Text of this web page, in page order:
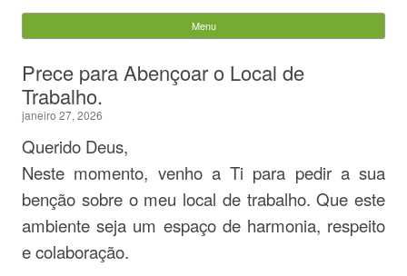
Evandro Legramonte
por:
Menu
Prece para Abençoar o Local de
Trabalho.
janeiro 27, 2026
Querido Deus,
Neste momento, venho a Ti para pedir a sua
benção sobre o meu local de trabalho. Que este
ambiente seja um espaço de harmonia, respeito
e colaboração.